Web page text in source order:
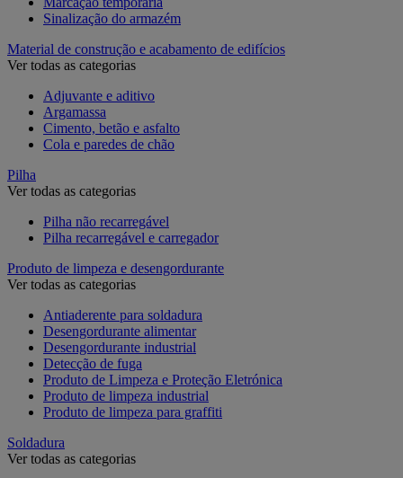
Sinalização do armazém
Material de construção e acabamento de edifícios
Ver todas as categorias
Adjuvante e aditivo
Argamassa
Cimento, betão e asfalto
Cola e paredes de chão
Pilha
Ver todas as categorias
Pilha não recarregável
Pilha recarregável e carregador
Produto de limpeza e desengordurante
Ver todas as categorias
Antiaderente para soldadura
Desengordurante alimentar
Desengordurante industrial
Detecção de fuga
Produto de Limpeza e Proteção Eletrónica
Produto de limpeza industrial
Produto de limpeza para graffiti
Soldadura
Ver todas as categorias